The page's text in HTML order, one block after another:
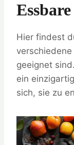
Hier findest
geeignet
ein
sich, sie zu